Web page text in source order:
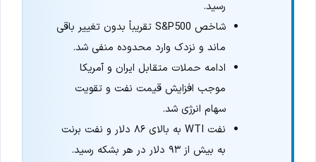
رسید.
شاخص S&P500 تقریباً بدون تغییر باقی
ماند و نزدک وارد محدوده منفی شد.
ادامه حملات متقابل ایران و آمریکا
موجب افزایش قیمت نفت و تقویت
سهام انرژی شد.
نفت WTI به بالای ۸۶ دلار و نفت برنت
به بیش از ۹۳ دلار در هر بشکه رسید.